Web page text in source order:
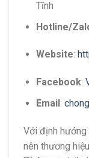
Tĩnh
Hotline/
Website:
Facebook:
Email:
Với định
nên thương hiệu.